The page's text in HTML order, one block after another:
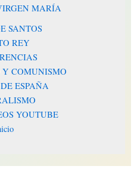
MARÍA
SANTOS
REY
COMUNISMO
ESPAÑA
YOUTUBE